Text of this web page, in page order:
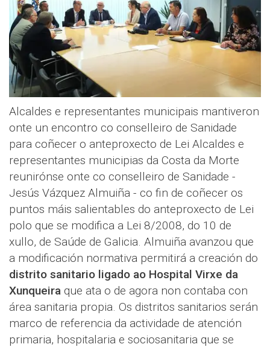
Alcaldes e representantes municipais mantiveron
onte un encontro co conselleiro de Sanidade
para coñecer o anteproxecto de Lei Alcaldes e
representantes municipias da Costa da Morte
reunirónse onte co conselleiro de Sanidade -
Jesús Vázquez Almuiña - co fin de coñecer os
puntos máis salientables do anteproxecto de Lei
polo que se modifica a Lei 8/2008, do 10 de
xullo, de Saúde de Galicia. Almuiña avanzou que
a modificación normativa permitirá a creación do
distrito sanitario ligado ao Hospital Virxe da
Xunqueira que ata o de agora non contaba con
área sanitaria propia. Os distritos sanitarios serán
marco de referencia da actividade de atención
primaria, hospitalaria e sociosanitaria que se